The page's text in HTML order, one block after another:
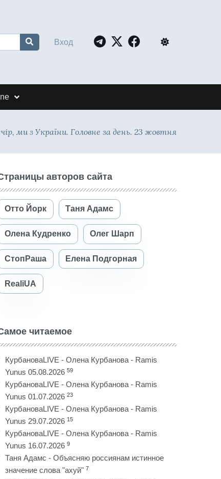
Вход
ми з України. Головне за день. 23 жовтня
авторов сайта
Отто Йорк Таня Адамс
Олена Кудренко Олег Шарп
СтопРаша Елена Подгорная
RealiUA
читаемое
КурбановаLIVE - Олена Курбанова - Ramis
Yunus 05.08.2026 59
КурбановаLIVE - Олена Курбанова - Ramis
Yunus 01.07.2026 23
КурбановаLIVE - Олена Курбанова - Ramis
Yunus 29.07.2026 15
КурбановаLIVE - Олена Курбанова - Ramis
Yunus 16.07.2026 9
Таня Адамс - Объясняю россиянам истинное
значение слова "ахуй" 7